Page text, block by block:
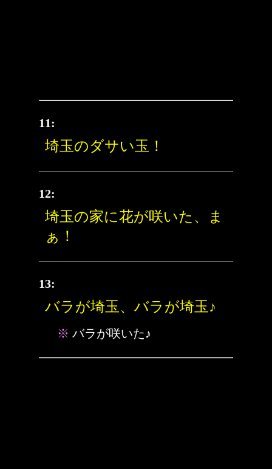
11:
埼玉のダサい玉！
12:
埼玉の家に花が咲いた、ま
ぁ！
13:
バラが埼玉、バラが埼玉♪
※ バラが咲いた♪